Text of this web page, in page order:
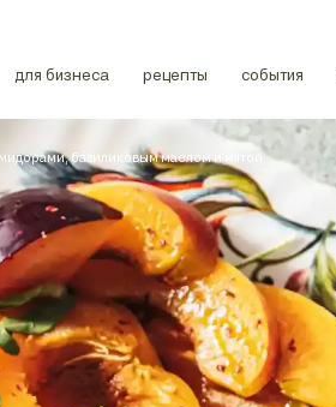
для бизнеса рецепты события
базиликовым маслом и мятой